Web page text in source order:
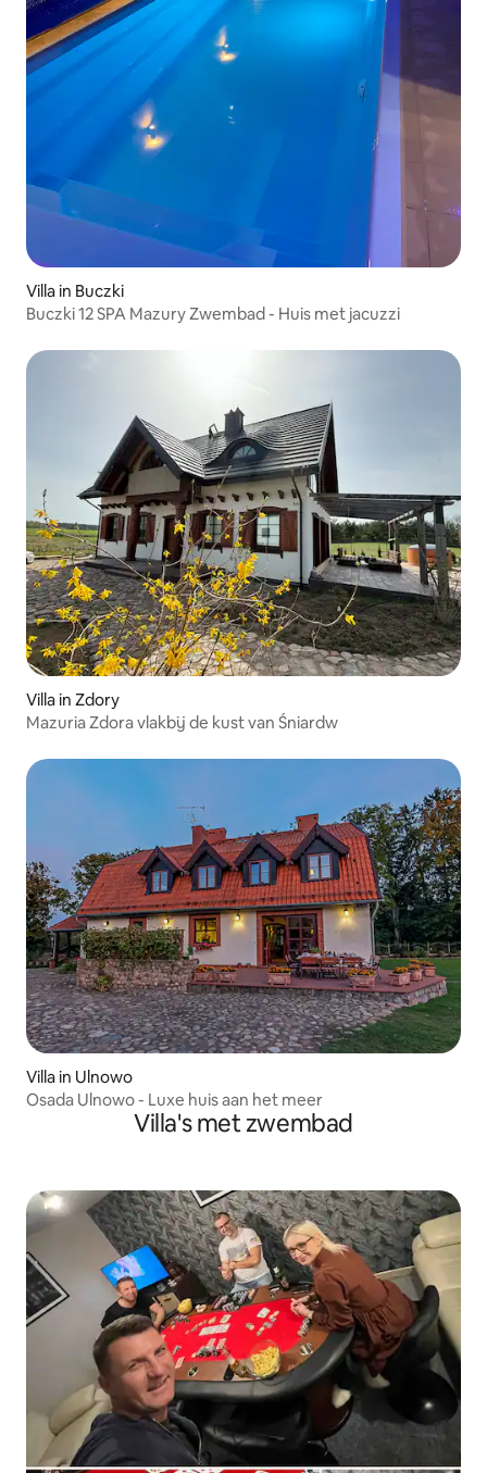
Villa in Buczki
Buczki 12 SPA Mazury Zwembad - Huis met jacuzzi
Villa in Zdory
Mazuria Zdora vlakbij de kust van Śniardw
Villa in Ulnowo
Osada Ulnowo - Luxe huis aan het meer
Villa's met zwembad